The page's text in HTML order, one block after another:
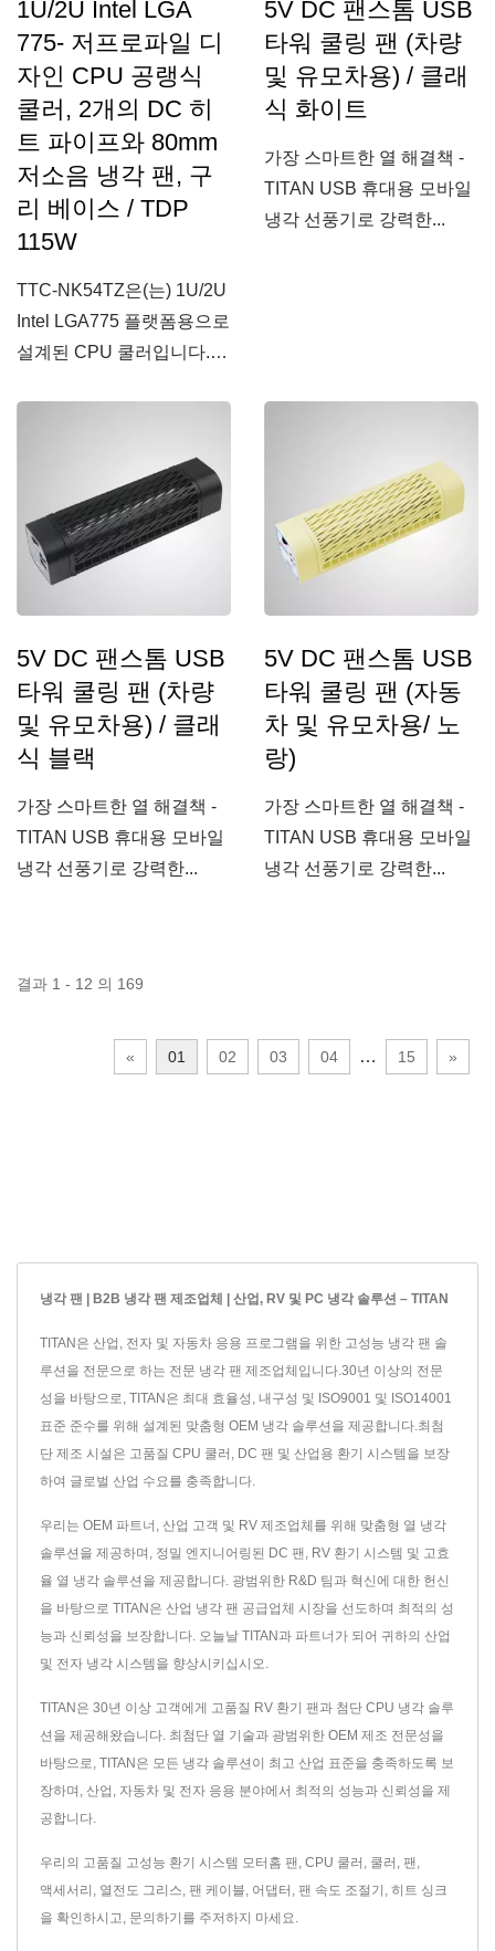
1U/2U Intel LGA
775- 저프로파일 디
자인 CPU 공랭식
쿨러, 2개의 DC 히
트 파이프와 80mm
저소음 냉각 팬, 구
리 베이스 / TDP
115W
TTC-NK54TZ은(는) 1U/2U
Intel LGA775 플랫폼용으로
설계된 CPU 쿨러입니다.고
5V DC 팬스톰 USB
타워 쿨링 팬 (차량
및 유모차용) / 클래
식 화이트
가장 스마트한 열 해결책 -
TITAN USB 휴대용 모바일
냉각 선풍기로 강력한...
5V DC 팬스톰 USB
타워 쿨링 팬 (차량
및 유모차용) / 클래
식 블랙
가장 스마트한 열 해결책 -
TITAN USB 휴대용 모바일
냉각 선풍기로 강력한...
5V DC 팬스톰 USB
타워 쿨링 팬 (자동
차 및 유모차용/ 노
랑)
가장 스마트한 열 해결책 -
TITAN USB 휴대용 모바일
냉각 선풍기로 강력한...
결과 1 - 12 의 169
« 01 02 03 04 … 15 »
냉각 팬 | B2B 냉각 팬 제조업체 | 산업, RV 및 PC 냉각 솔루션 – TITAN
TITAN은 산업, 전자 및 자동차 응용 프로그램을 위한 고성능 냉각 팬 솔
루션을 전문으로 하는 전문 냉각 팬 제조업체입니다.30년 이상의 전문
성을 바탕으로, TITAN은 최대 효율성, 내구성 및 ISO9001 및 ISO14001
표준 준수를 위해 설계된 맞춤형 OEM 냉각 솔루션을 제공합니다.최첨
단 제조 시설은 고품질 CPU 쿨러, DC 팬 및 산업용 환기 시스템을 보장
하여 글로벌 산업 수요를 충족합니다.
우리는 OEM 파트너, 산업 고객 및 RV 제조업체를 위해 맞춤형 열 냉각
솔루션을 제공하며, 정밀 엔지니어링된 DC 팬, RV 환기 시스템 및 고효
율 열 냉각 솔루션을 제공합니다. 광범위한 R&D 팀과 혁신에 대한 헌신
을 바탕으로 TITAN은 산업 냉각 팬 공급업체 시장을 선도하며 최적의 성
능과 신뢰성을 보장합니다. 오늘날 TITAN과 파트너가 되어 귀하의 산업
및 전자 냉각 시스템을 향상시키십시오.
TITAN은 30년 이상 고객에게 고품질 RV 환기 팬과 첨단 CPU 냉각 솔루
션을 제공해왔습니다. 최첨단 열 기술과 광범위한 OEM 제조 전문성을
바탕으로, TITAN은 모든 냉각 솔루션이 최고 산업 표준을 충족하도록 보
장하며, 산업, 자동차 및 전자 응용 분야에서 최적의 성능과 신뢰성을 제
공합니다.
우리의 고품질 고성능 환기 시스템 모터홈 팬 , CPU 쿨러 , 쿨러 , 팬 ,
액세서리 , 열전도 그리스, 팬 케이블, 어댑터 , 팬 속도 조절기 , 히트 싱크
을 확인하시고, 문의하기 를 주저하지 마세요.